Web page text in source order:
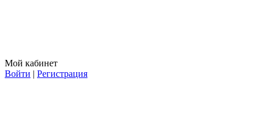
Мой кабинет
Войти | Регистрация